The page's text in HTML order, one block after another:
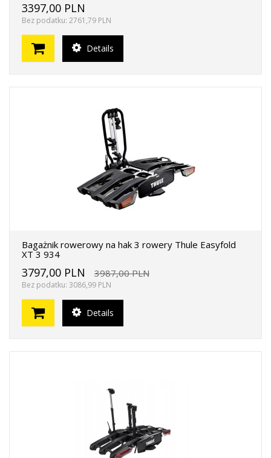
3397,00 PLN
Bez podatku: 2761,79 PLN
Details
Bagażnik rowerowy na hak 3 rowery Thule Easyfold
XT 3 934
3797,00 PLN 3987,00 PLN
Bez podatku: 3086,99 PLN
Details